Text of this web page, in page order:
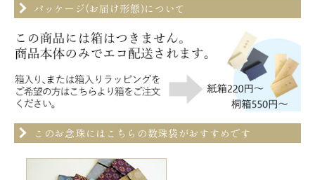
パッケージ(お届け形態)について
このお念珠にはこちらの数珠袋がおすすめです